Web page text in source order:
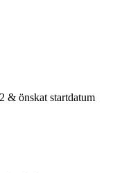
& önskat startdatum